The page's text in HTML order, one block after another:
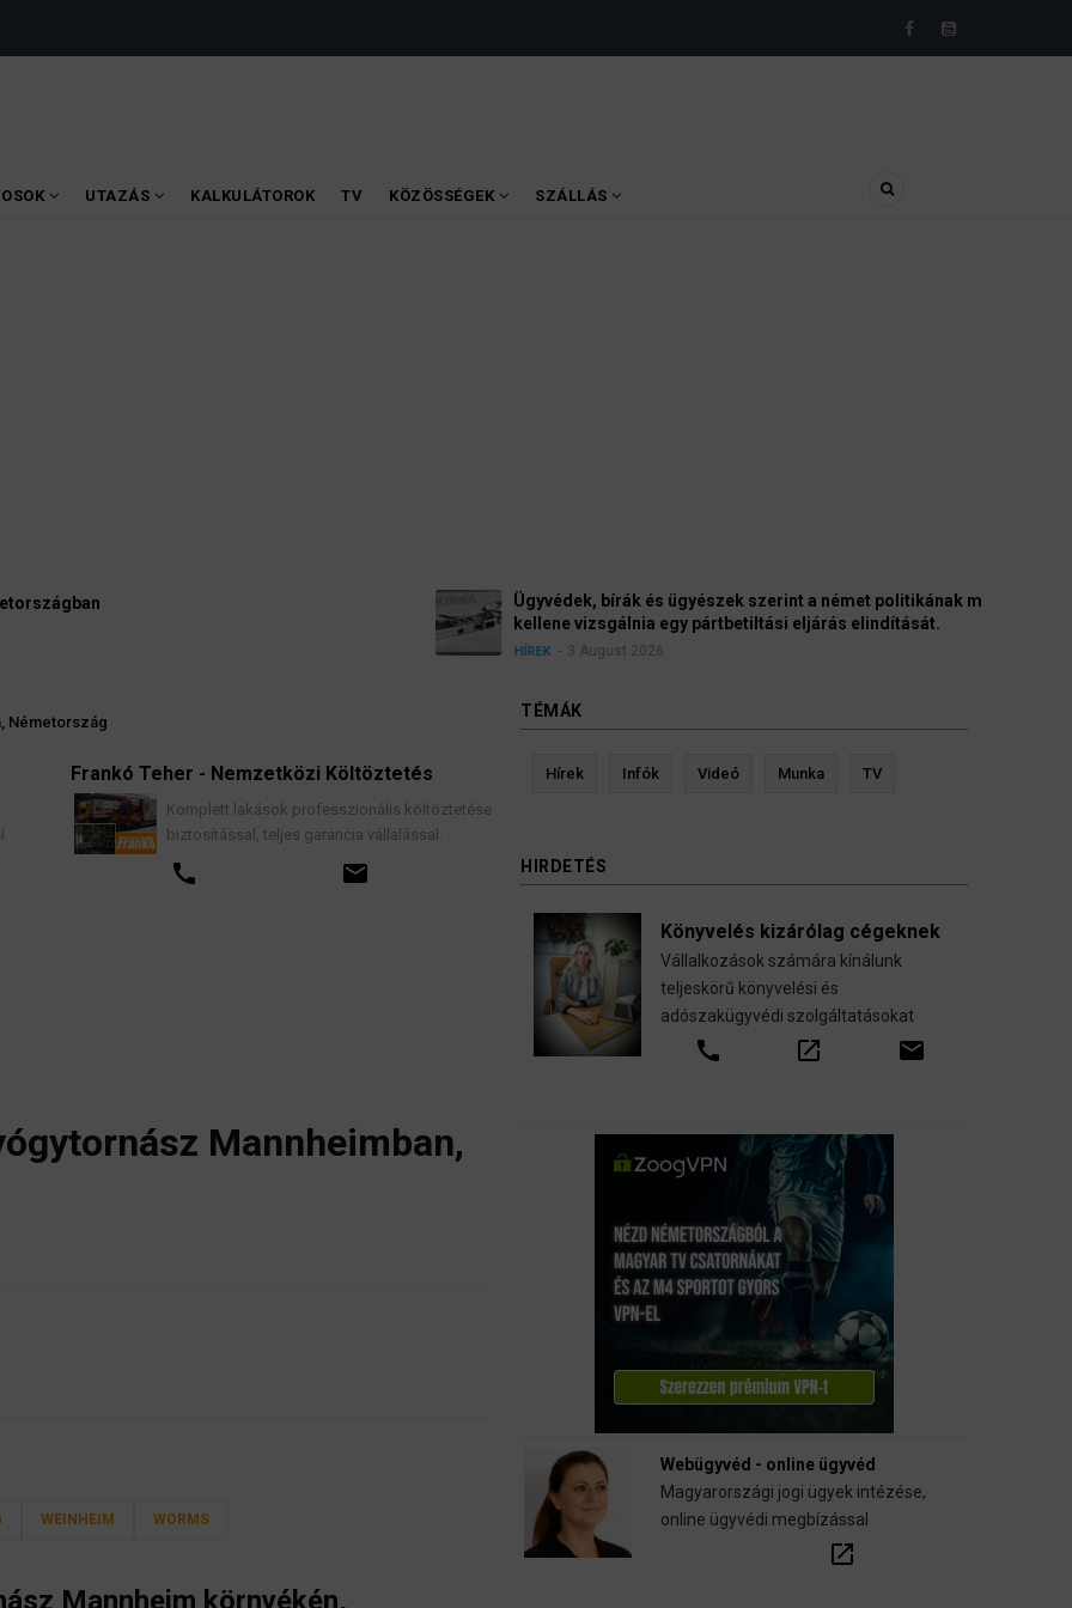
UTAZÁS KALKULÁTOROK TV KÖZÖSSÉGEK SZÁLLÁS
Ügyvédek, bírák és ügyészek szerint a német politikának mielőbb meg
kellene vizsgálnia egy pártbetiltási eljárás elindítását.
3 August 2026
Németország
Frankó Teher - Nemzetközi Költöztetés
Komplett lakások professzionális költöztetése
biztosítással, teljes garancia vállalással.
Kevin Ressler biztosítási szakértő
Mannheimban,
WEINHEIM WORMS
Mannheim környékén,
TÉMÁK
Hírek Infók Videó Munka TV
HIRDETÉS
Könyvelés kizárólag cégeknek
Vállalkozások számára kínálunk
teljeskörű könyvelési és
adószakügyvédi szolgáltatásokat
call open_in_new email
Webügyvéd - online ügyvéd
Magyarországi jogi ügyek intézése,
online ügyvédi megbízással
open_in_new